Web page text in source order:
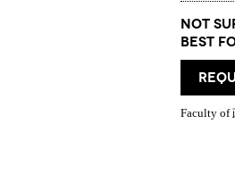
Not
best
Faculty of